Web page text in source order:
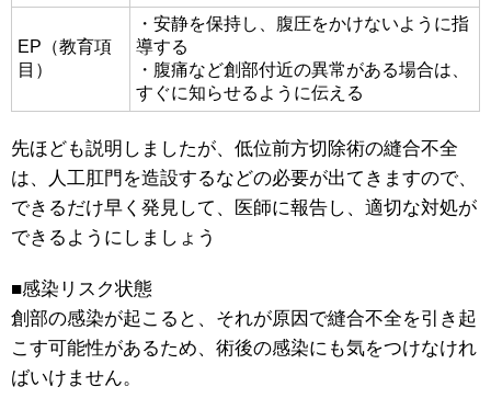
EP（教育項
目）
・安静を保持し、腹圧をかけないように指
導する
・腹痛など創部付近の異常がある場合は、
すぐに知らせるように伝える
先ほども説明しましたが、低位前方切除術の縫合不全
は、人工肛門を造設するなどの必要が出てきますので、
できるだけ早く発見して、医師に報告し、適切な対処が
できるようにしましょう
■感染リスク状態
創部の感染が起こると、それが原因で縫合不全を引き起
こす可能性があるため、術後の感染にも気をつけなけれ
ばいけません。